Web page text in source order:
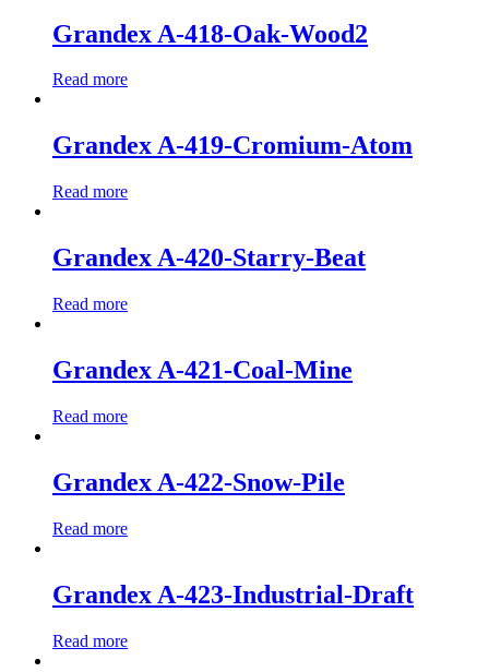
Grandex A-418-Oak-Wood2
Read more
Grandex A-419-Cromium-Atom
Read more
Grandex A-420-Starry-Beat
Read more
Grandex A-421-Coal-Mine
Read more
Grandex A-422-Snow-Pile
Read more
Grandex A-423-Industrial-Draft
Read more